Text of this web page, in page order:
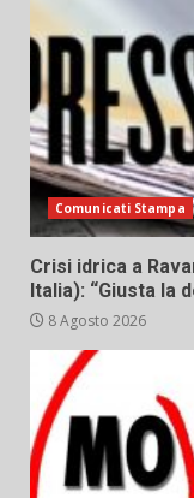
Comunicati Stampa
Crisi idrica a
Italia): “Giusta la
8 Agosto 2026